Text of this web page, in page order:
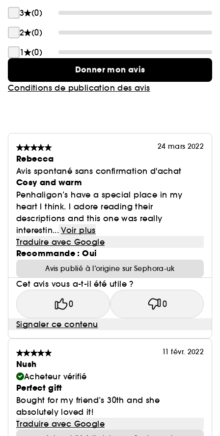
3
(0)
2
(0)
1
(0)
Donner mon avis
Conditions de publication des avis
24 mars 2022
Rebecca
Avis spontané sans confirmation d'achat
Cosy and warm
Penhaligon’s have a special place in my
heart I think. I adore reading their
descriptions and this one was really
interestin... Voir plus
Traduire avec Google
Recommande : Oui
Avis publié à l’origine sur Sephora-uk
Cet avis vous a-t-il été utile ?
0 0
Signaler ce contenu
11 févr. 2022
Nush
Acheteur vérifié
Perfect gift
Bought for my friend’s 30th and she
absolutely loved it!
Traduire avec Google